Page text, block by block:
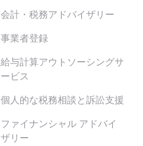
会計・税務アドバイザリー
事業者登録
給与計算アウトソーシングサ
ービス
個人的な税務相談と訴訟支援
ファイナンシャル アドバイ
ザリー